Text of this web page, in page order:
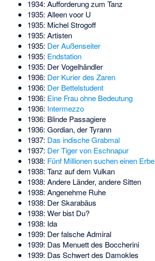
1934: Aufforderung zum Tanz
1935: Alleen voor U
1935: Michel Strogoff
1935: Artisten
1935: Der Außenseiter
1935: Endstation
1935: Der Vogelhändler
1936: Der Kurier des Zaren
1936: Der Bettelstudent
1936: Eine Frau ohne Bedeutung
1936: Intermezzo
1936: Blinde Passagiere
1936: Gordian, der Tyrann
1937: Das indische Grabmal
1937: Der Tiger von Eschnapur
1938: Fünf Millionen suchen einen
1938: Tanz auf dem Vulkan
1938: Andere Länder, andere Sitten
1938: Angenehme Ruhe
1938: Der Skarabäus
1938: Wer bist Du?
1938: Ida
1939: Der falsche Admiral
1939: Das Menuett des Boccherini
1939: Das Schwert des Damokles